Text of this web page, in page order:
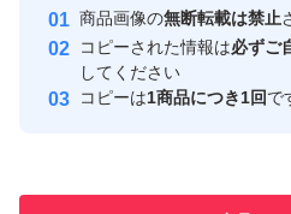
安心取引出品者
心
取引実績
商品画像の無断転載は禁止
コピーされた情報は必ずご
してください
コピーは1商品につき1回で